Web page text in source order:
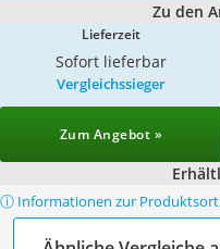
Zu den
Lieferzeit
Sofort lieferbar
Vergleichssieger
Zum Angebot »
ⓘ Informationen zur